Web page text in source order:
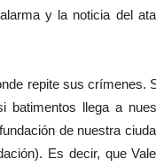
y la noticia del
repite sus crímenes.
llega a
de nuestra
Es decir, que